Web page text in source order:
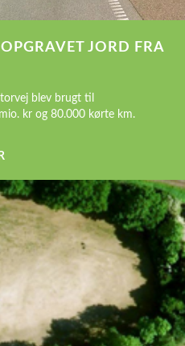
JORD FRA
blev brugt til
kr og 80.000 kørte km.